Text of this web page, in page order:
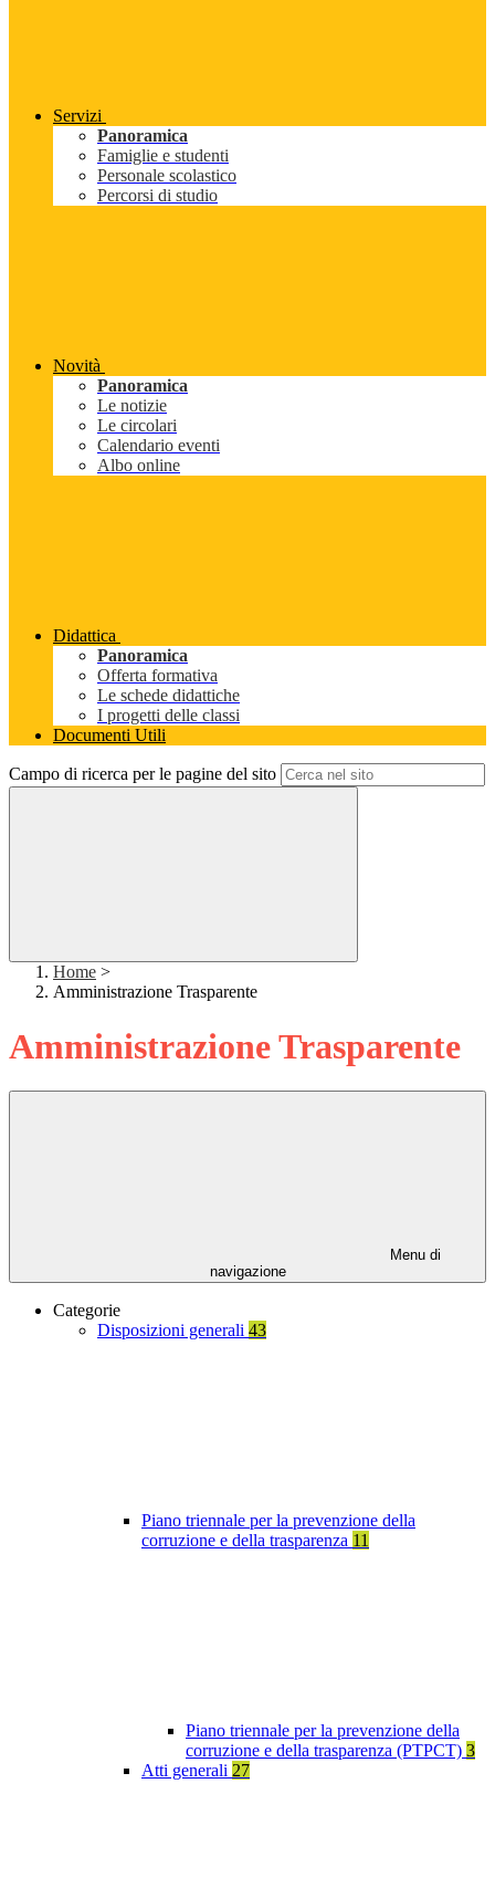
Servizi
Panoramica
Famiglie e studenti
Personale scolastico
Percorsi di studio
Novità
Panoramica
Le notizie
Le circolari
Calendario eventi
Albo online
Didattica
Panoramica
Offerta formativa
Le schede didattiche
I progetti delle classi
Documenti Utili
Campo di ricerca per le pagine del sito
Home >
Amministrazione Trasparente
Amministrazione Trasparente
Menu di
navigazione
Categorie
Disposizioni generali 43
Piano triennale per la prevenzione della
corruzione e della trasparenza 11
Piano triennale per la prevenzione della
corruzione e della trasparenza (PTPCT) 3
Atti generali 27